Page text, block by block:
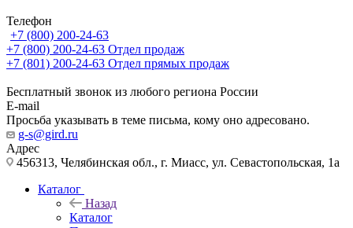
Телефон
+7 (800) 200-24-63
+7 (800) 200-24-63 Отдел продаж
+7 (801) 200-24-63 Отдел прямых продаж
Бесплатный звонок из любого региона России
E-mail
Просьба указывать в теме письма, кому оно адресовано.
g-s@gird.ru
Адрес
456313, Челябинская обл., г. Миасс, ул. Севастопольская, 1а
Каталог
Назад
Каталог